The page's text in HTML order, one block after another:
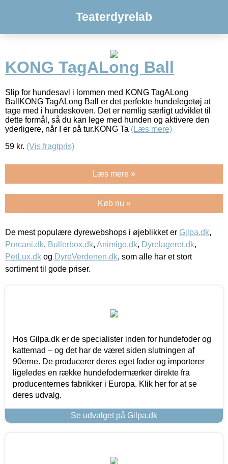
Teaterdyrelab
KONG TagALong Ball
Slip for hundesavl i lommen med KONG TagALong
BallKONG TagALong Ball er det perfekte hundelegetøj at
tage med i hundeskoven. Det er nemlig særligt udviklet til
dette formål, så du kan lege med hunden og aktivere den
yderligere, når I er på tur.KONG Ta (Læs mere)
59 kr. (Vis fragtpris)
Læs mere »
Køb nu »
De mest populære dyrewebshops i øjeblikket er Gilpa.dk,
Porcani.dk, Bullerbox.dk, Animigo.dk, Dyrelageret.dk,
PetLux.dk og DyreVerdenen.dk, som alle har et stort
sortiment til gode priser.
Hos Gilpa.dk er de specialister inden for hundefoder og
kattemad – og det har de været siden slutningen af
90erne. De producerer deres eget foder og importerer
ligeledes en række hundefodermærker direkte fra
producenternes fabrikker i Europa. Klik her for at se
deres udvalg.
Se udvalget på Gilpa.dk